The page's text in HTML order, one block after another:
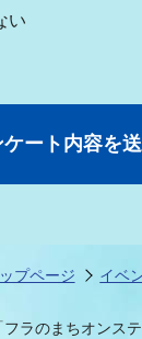
い
ップページ
イベ
ラのまちオンス